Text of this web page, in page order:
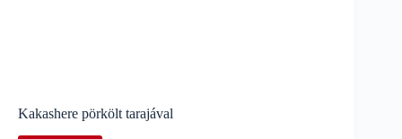
Kakashere pörkölt tarajával